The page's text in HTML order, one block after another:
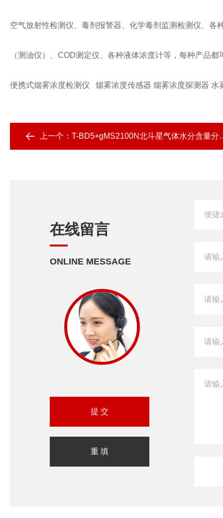
空气放射性检测仪、毒剂报警器、化学毒剂监测检测仪、
（测油仪）、COD测定仪、各种液体浓度计等，每种产品
便携式烟雾浓度检测仪 烟雾浓度传感器 烟雾浓度探测器 水
上一个： T-BD5+gMS2100N北斗星气体水分含量分析仪器
在线留言
ONLINE MESSAGE